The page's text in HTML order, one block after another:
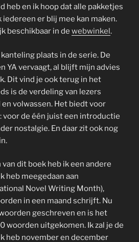
heb en ik hoop dat alle pakketjes
iedereen er blij mee kan maken.
beschikbaar in de webwinkel.
plaats in de serie. De
YA vervaagt, al blijft mijn advies
Dit vind je ook terug in het
is de verdeling van lezers
volwassen. Het biedt voor
voor de één juist een introductie
nostalgie. En daar zit ook nog
dit boek heb ik een andere
heb meegedaan aan
Novel Writing Month),
in een maand schrijft. Nu
geschreven en is het
woorden uitgekomen. Ik zal je de
heb november en december